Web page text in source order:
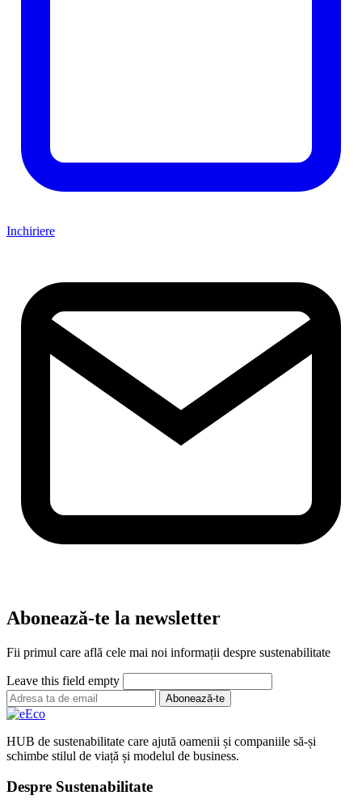
Inchiriere
Abonează-te la newsletter
Fii primul care află cele mai noi informații despre sustenabilitate
Leave this field empty
Abonează-te
HUB de sustenabilitate care ajută oamenii și companiile să-și
schimbe stilul de viață și modelul de business.
Despre Sustenabilitate